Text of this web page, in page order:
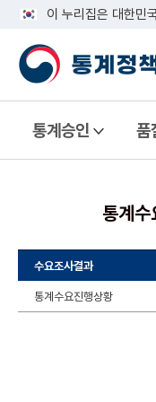
이 누리집은 대한민
통계승인 품
통계수
수요조사결과
통계수요진행상황